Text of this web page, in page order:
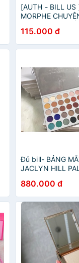
[AUTH - BILL US
MORPHE
EYESHADOW
)
115.000 đ
Đủ bill- BẢNG
JACLYN HILL
880.000 đ